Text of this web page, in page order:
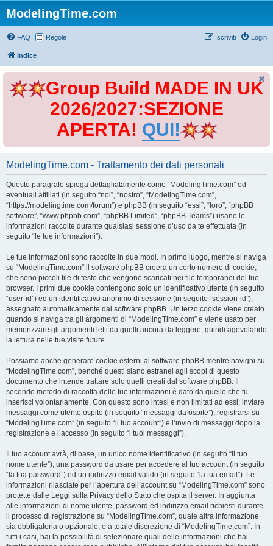
ModelingTime.com
FAQ Regole Login
Iscriviti
Indice
Group Build MADE IN UK
2026/2027:SEZIONE
APERTA! QUI!
ModelingTime.com - Trattamento dei dati personali
Questo paragrafo spiega dettagliatamente come “ModelingTime.com” ed
eventuali affiliati (in seguito “noi”, “nostro”, “ModelingTime.com”,
“https://modelingtime.com/forum”) e phpBB (in seguito “essi”, “loro”, “phpBB
software”, “www.phpbb.com”, “phpBB Limited”, “phpBB Teams”) usano le
informazioni raccolte durante qualsiasi sessione d’uso da te effettuata (in
seguito “le tue informazioni”).
Le tue informazioni sono raccolte in due modi. In primo luogo, mentre si naviga
su “ModelingTime.com” il software phpBB creerà un certo numero di cookie,
che sono piccoli file di testo che vengono scaricati nei file temporanei del tuo
browser. I primi due cookie contengono solo un identificativo utente (in seguito
“user-id”) ed un identificativo anonimo di sessione (in seguito “session-id”),
assegnato automaticamente dal software phpBB. Un terzo cookie viene creato
quando si naviga tra gli argomenti di “ModelingTime.com” e viene usato per
memorizzare gli argomenti letti da quelli ancora da leggere, quindi agevolando
la lettura nelle tue visite future.
Possiamo anche generare cookie esterni al software phpBB mentre navighi su
“ModelingTime.com”, benché questi siano estranei agli scopi di questo
documento che intende trattare solo quelli creati dal software phpBB. Il
secondo metodo di raccolta delle tue informazioni è dato da quello che tu
inserisci volontariamente. Con questo sono intesi e non limitati ad essi: inviare
messaggi come utente ospite (in seguito “messaggi da ospite”), registrarsi su
“ModelingTime.com” (in seguito “il tuo account”) e l’invio di messaggi dopo la
registrazione e l’accesso (in seguito “i tuoi messaggi”).
Il tuo account avrà, di base, un unico nome identificativo (in seguito “il tuo
nome utente”), una password da usare per accedere al tuo account (in seguito
“la tua password”) ed un indirizzo email valido (in seguito “la tua email”). Le
informazioni rilasciate per l’apertura dell’account su “ModelingTime.com” sono
protette dalle Leggi sulla Privacy dello Stato che ospita il server. In aggiunta
alle informazioni di nome utente, password ed indirizzo email richiesti durante
il processo di registrazione su “ModelingTime.com”, quale altra informazione
sia obbligatoria o opzionale, è a totale discrezione di “ModelingTime.com”. In
tutti i casi, hai la possibilità di selezionare quali delle informazioni che hai